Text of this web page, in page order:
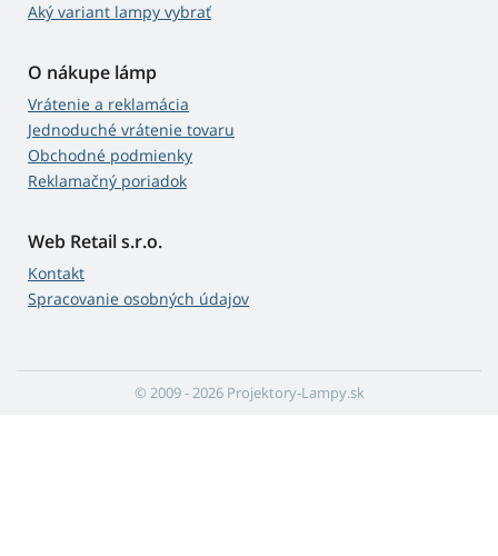
Aký variant lampy vybrať
O nákupe lámp
Vrátenie a reklamácia
Jednoduché vrátenie tovaru
Obchodné podmienky
Reklamačný poriadok
Web Retail s.r.o.
Kontakt
Spracovanie osobných údajov
© 2009 - 2026 Projektory-Lampy.sk